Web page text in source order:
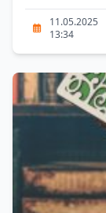
11.05.2025
13:34